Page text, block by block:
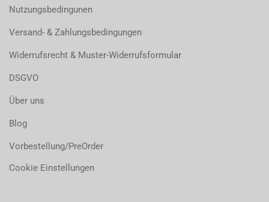
Nutzungsbedingunen
Versand- & Zahlungsbedingungen
Widerrufsrecht & Muster-Widerrufsformular
DSGVO
Über uns
Blog
Vorbestellung/PreOrder
Cookie Einstellungen